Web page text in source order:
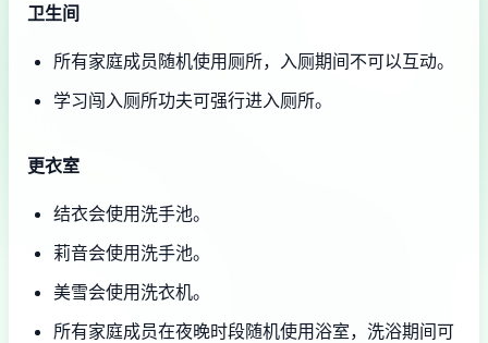
卫生间
所有家庭成员随机使用厕所，入厕期间不可以互动。
学习闯入厕所功夫可强行进入厕所。
更衣室
结衣会使用洗手池。
莉音会使用洗手池。
美雪会使用洗衣机。
所有家庭成员在夜晚时段随机使用浴室，洗浴期间可